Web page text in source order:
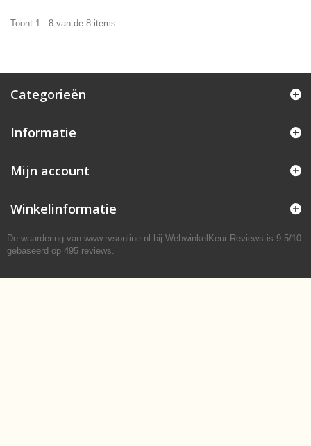
Toont 1 - 8 van de 8 items
Categorieën
Informatie
Mijn account
Winkelinformatie
De waardering van www.rvsonline.nl bij WebwinkelKeur Reviews is 9.5/10
gebaseerd op 495 reviews.